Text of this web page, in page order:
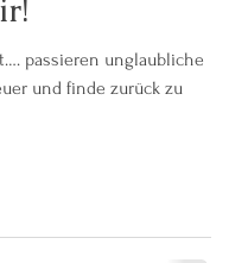
passieren unglaubliche